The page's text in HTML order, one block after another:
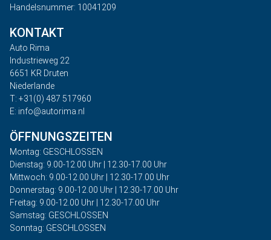
Handelsnummer: 10041209
KONTAKT
Auto Rima
Industrieweg 22
6651 KR Druten
Niederlande
T: +31(0) 487 517960
E: info@autorima.nl
ÖFFNUNGSZEITEN
Montag: GESCHLOSSEN
Dienstag: 9.00-12.00 Uhr | 12.30-17.00 Uhr
Mittwoch: 9.00-12.00 Uhr | 12.30-17.00 Uhr
Donnerstag: 9.00-12.00 Uhr | 12.30-17.00 Uhr
Freitag: 9.00-12.00 Uhr | 12.30-17.00 Uhr
Samstag: GESCHLOSSEN
Sonntag: GESCHLOSSEN